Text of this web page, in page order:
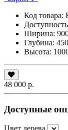
Код товара:
Ширина:
Глубина:
Высота:
48 000 р.
Доступные